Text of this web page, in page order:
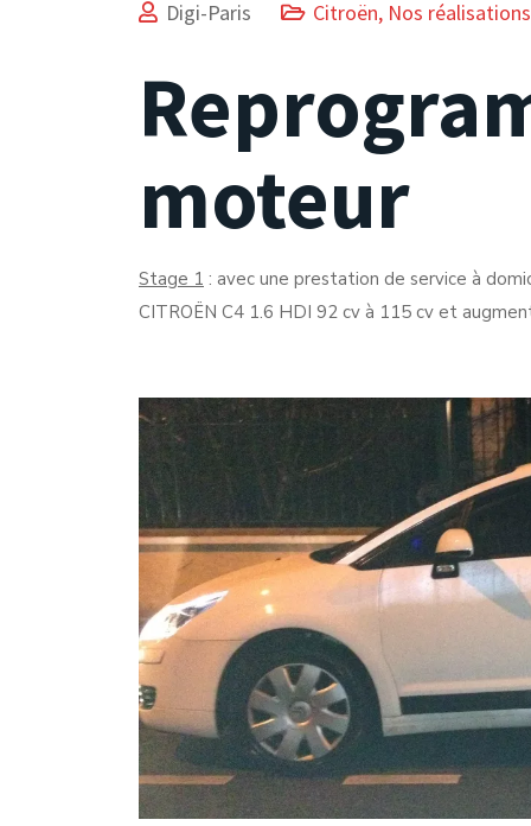
Digi-Paris Citroën, Nos réalisations
moteur
Stage 1 : avec une prestation de service à
CITROËN C4 1.6 HDI 92 cv à 115 cv et